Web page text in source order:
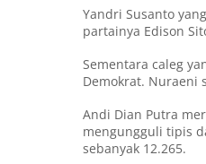
Yandri Susanto
partainya Edison
Sementara caleg
Demokrat. Nuraeni
Andi Dian Putra
mengungguli tipis
sebanyak 12.265.